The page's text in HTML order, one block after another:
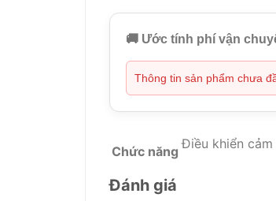
🚚 Ước tính phí vận
Thông tin sản phẩm chưa
Chức năng Điều khiển cảm
Đánh giá